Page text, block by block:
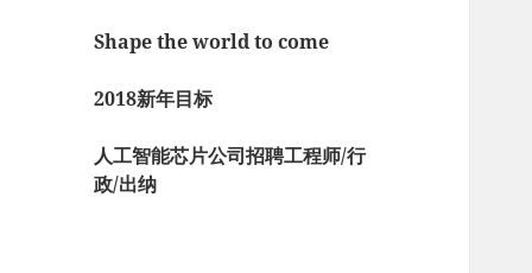
Shape the world to come
2018新年目标
人工智能芯片公司招聘工程师/行
政/出纳